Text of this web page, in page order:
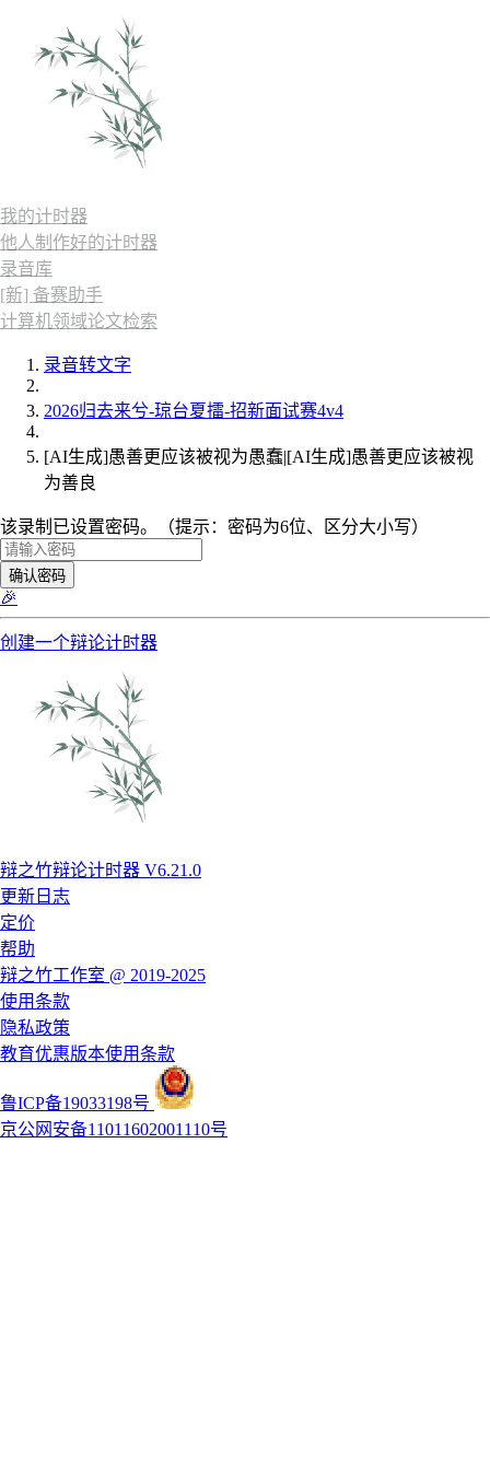
我的计时器
他人制作好的计时器
录音库
[新] 备赛助手
计算机领域论文检索
录音转文字
2026归去来兮-琼台夏擂-招新面试赛4v4
[AI生成]愚善更应该被视为愚蠢|[AI生成]愚善更应该被视
为善良
该录制已设置密码。（提示：密码为6位、区分大小写）
确认密码
🎉
创建一个辩论计时器
辩之竹辩论计时器 V6.21.0
更新日志
定价
帮助
辩之竹工作室 @ 2019-2025
使用条款
隐私政策
教育优惠版本使用条款
鲁ICP备19033198号
京公网安备11011602001110号